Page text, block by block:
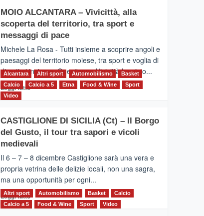
Torna
la
Supermaratona
MOIO ALCANTARA – Vivicittà, alla
scoperta del territorio, tra sport e
messaggi di pace
Michele La Rosa - Tutti insieme a scoprire angoli e
paesaggi del territorio moiese, tra sport e voglia di
divertirsi insieme. Quest'anno Vivicittà ha visto...
Leggi tuttoLeggi
MOIO
ALCANTARA
–
alla
scoperta
del
territorio,
tra
sport
Alcantara Altri sport Automobilismo
Basket
Calcio
Calcio a 5 Etna Food & Wine
Sport
Video
CASTIGLIONE DI SICILIA (Ct) – Il Borgo
del Gusto, il tour tra sapori e vicoli
medievali
Il 6 – 7 – 8 dicembre Castiglione sarà una vera e
propria vetrina delle delizie locali, non una sagra,
ma una opportunità per ogni...
Leggi tuttoLeggi
Altri sport Automobilismo Basket
Calcio
Calcio a 5
Food & Wine Sport Video